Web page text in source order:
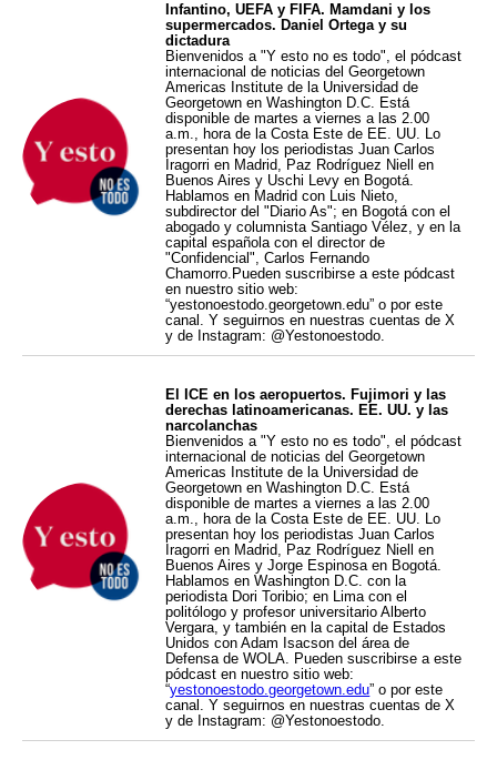
Infantino, UEFA y FIFA. Mamdani y los
supermercados. Daniel Ortega y su
dictadura
Bienvenidos a "Y esto no es todo", el pódcast
internacional de noticias del Georgetown
Americas Institute de la Universidad de
Georgetown en Washington D.C. Está
disponible de martes a viernes a las 2.00
a.m., hora de la Costa Este de EE. UU. Lo
presentan hoy los periodistas Juan Carlos
Iragorri en Madrid, Paz Rodríguez Niell en
Buenos Aires y Uschi Levy en Bogotá.
Hablamos en Madrid con Luis Nieto,
subdirector del "Diario As"; en Bogotá con el
abogado y columnista Santiago Vélez, y en la
capital española con el director de
"Confidencial", Carlos Fernando
Chamorro.Pueden suscribirse a este pódcast
en nuestro sitio web:
“yestonoestodo.georgetown.edu” o por este
canal. Y seguirnos en nuestras cuentas de X
y de Instagram: @Yestonoestodo.
El ICE en los aeropuertos. Fujimori y las
derechas latinoamericanas. EE. UU. y las
narcolanchas
Bienvenidos a "Y esto no es todo", el pódcast
internacional de noticias del Georgetown
Americas Institute de la Universidad de
Georgetown en Washington D.C. Está
disponible de martes a viernes a las 2.00
a.m., hora de la Costa Este de EE. UU. Lo
presentan hoy los periodistas Juan Carlos
Iragorri en Madrid, Paz Rodríguez Niell en
Buenos Aires y Jorge Espinosa en Bogotá.
Hablamos en Washington D.C. con la
periodista Dori Toribio; en Lima con el
politólogo y profesor universitario Alberto
Vergara, y también en la capital de Estados
Unidos con Adam Isacson del área de
Defensa de WOLA. Pueden suscribirse a este
pódcast en nuestro sitio web:
“yestonoestodo.georgetown.edu” o por este
canal. Y seguirnos en nuestras cuentas de X
y de Instagram: @Yestonoestodo.